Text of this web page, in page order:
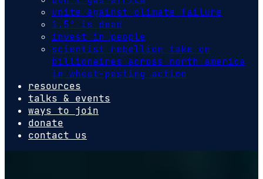
unite against climate failure
1.5º is dead
invest in people
scientist rebellion take on
billionaires across north america
in wheat-pasting action
resources
talks & events
ways to join
donate
contact us